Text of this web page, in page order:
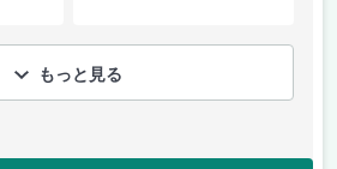
もっと見る